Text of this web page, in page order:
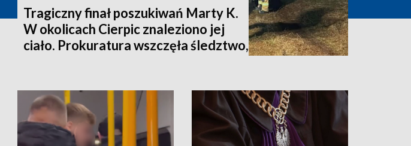
Tragiczny finał poszukiwań Marty K.
W okolicach Cierpic znaleziono jej
ciało. Prokuratura wszczęła śledztwo,